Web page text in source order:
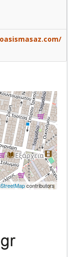
contributors